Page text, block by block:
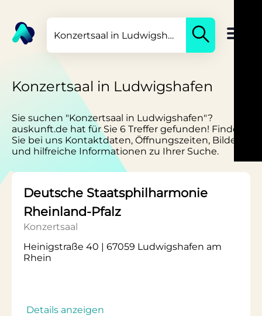
Konzertsaal in Ludwigshafen
Sie suchen "Konzertsaal in Ludwigshafen"?
auskunft.de hat für Sie 6 Treffer gefunden! Finden
Sie bei uns Kontaktdaten, Öffnungszeiten, Bilder
und hilfreiche Informationen zu Ihrer Suche.
Deutsche Staatsphilharmonie
Rheinland-Pfalz
Konzertsaal
Heinigstraße 40 | 67059 Ludwigshafen am
Rhein
Details anzeigen